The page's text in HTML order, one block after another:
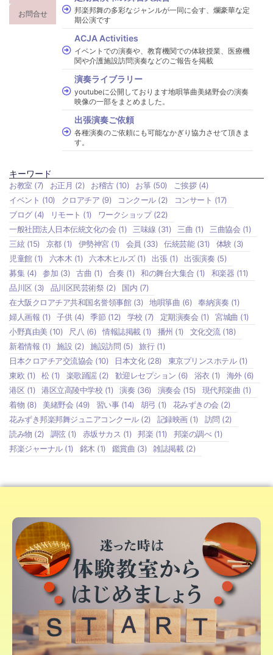
お問合せ
邦楽邦舞の多彩なジャンルが一同に会す、爛豪華な定
期公演です
ACJA Activities
イベントでの演奏や、教育機関での体験授業、医療機
関や介護施設訪問演奏などのご報告を掲載
演奏ライブラリー
youtubeに公開しております地唄箏曲美緒野会の演奏
映像の一部をまとめました。
出張演奏ご依頼
各種演奏のご依頼にも可能なかぎり協力させて頂きま
す。
キーワード
お教室 (7) お正月 (2) お稽古(10) お箏(50) ご挨拶(4)
イベント (10) クロアチア (9) コンクール(2) コンサート (17)
ブログ(4) リモート (1) ワークショップ(22)
一般社団法人日本伝統文化の会 (1) 三味線 (31) 三曲 (1) 三曲協会 (1)
三絃(15) 京都(1) 伊勢神宮(1) 会員 (33) 伝統芸能(31) 体験(3)
児童館(1) 六本木 (1) 六本木ヒルズ(1) 出張(1) 出張演奏 (5)
募集 (4) 参加 (3) 古曲 (1) 合奏 (1) 和の舞台大集合 (1) 和楽器 (11)
品川区 (3) 品川区民芸術祭 (2) 国内 (7)
在大阪クロアチア共和国名誉領事館(3) 地唄箏曲 (6) 奉納演奏 (1)
婦人画報 (1) 子供(4) 季節 (12) 学校 (7) 定期演奏会 (1) 宮城曲 (1)
小野真由美 (10) 尺八 (6) 情報誌掲載(1) 播州 (1) 文化交流(18)
新着情報 (1) 施設 (2) 施設訪問 (5) 旅行(1)
日本クロアチア交流協会 (10) 日本文化(28) 東京プリンスホテル(1)
東欧 (1) 松(1) 楽歌踊謡(2) 歓迎レセプション (6) 浴衣 (1) 海外(6)
港区 (1) 港区立高陵中学校 (1) 演奏 (36) 演奏会 (15) 現代邦楽曲 (1)
着物 (8) 美緒野会 (49) 習い事(14) 胡弓 (1) 花みずきの会 (2)
花みずき邦楽邦舞ジュニアコンクール(2) 記録映画(1) 訪問 (2)
読み物 (2) 調弦(1) 赤坂サカス (1) 邦楽 (11) 邦楽の調べ(1)
邦楽ジャーナル(1) 銘木 (1) 鑑賞曲 (3) 雑誌掲載(2)